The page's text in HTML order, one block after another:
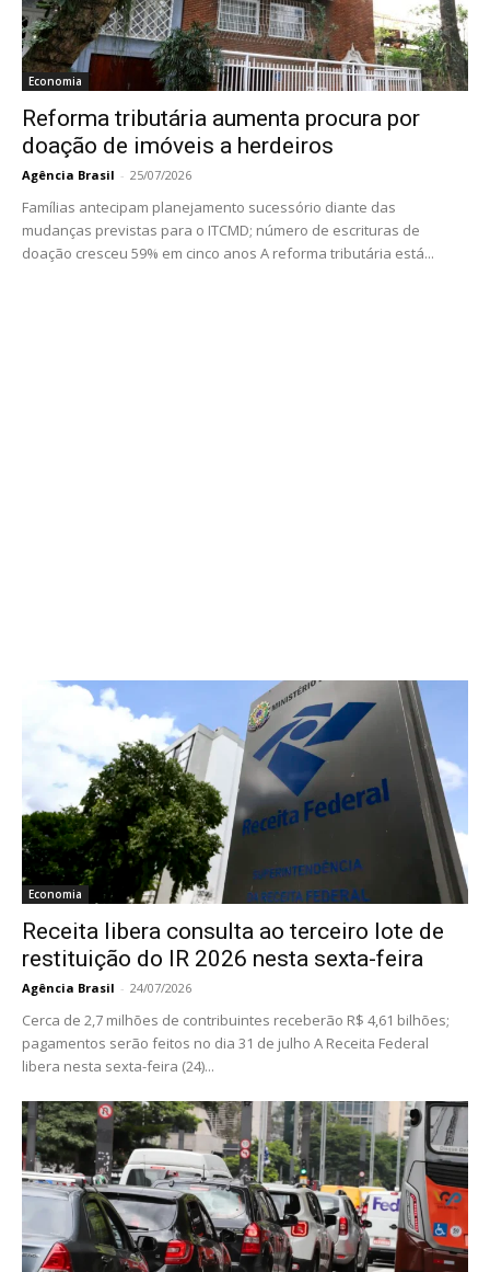
Economia
Reforma tributária aumenta procura por
doação de imóveis a herdeiros
Agência Brasil - 25/07/2026
Famílias antecipam planejamento sucessório diante das
mudanças previstas para o ITCMD; número de escrituras de
doação cresceu 59% em cinco anos A reforma tributária está...
Economia
Receita libera consulta ao terceiro lote de
restituição do IR 2026 nesta sexta-feira
Agência Brasil - 24/07/2026
Cerca de 2,7 milhões de contribuintes receberão R$ 4,61 bilhões;
pagamentos serão feitos no dia 31 de julho A Receita Federal
libera nesta sexta-feira (24)...